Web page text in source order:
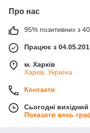
Про нас
95% позитивних з 40
Працює з
м. Харків
Харків, Україна
Контакти
Сьогодні вихідний
Показати весь